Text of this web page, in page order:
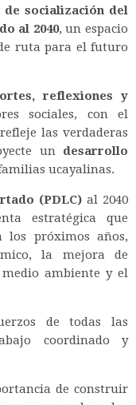
socialización del
al 2040, un espacio
ruta para el futuro
reflexiones y
sociales, con el
las verdaderas
un desarrollo
ucayalinas.
(PDLC) al 2040
estratégica que
los próximos años,
la mejora de
ambiente y el
de todas las
coordinado y
de construir